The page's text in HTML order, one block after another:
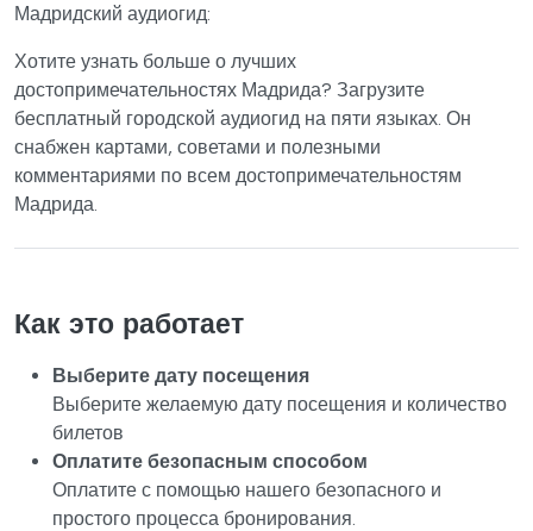
Мадридский аудиогид:
Хотите узнать больше о лучших
достопримечательностях Мадрида? Загрузите
бесплатный городской аудиогид на пяти языках. Он
снабжен картами, советами и полезными
комментариями по всем достопримечательностям
Мадрида.
Как это работает
Выберите дату посещения
Выберите желаемую дату посещения и количество
билетов
Оплатите безопасным способом
Оплатите с помощью нашего безопасного и
простого процесса бронирования.